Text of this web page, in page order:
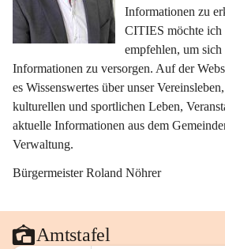
Informationen zu
CITIES möchte ich
empfehlen, um
Informationen zu versorgen. Auf der
es Wissenswertes über unser
kulturellen und sportlichen Leben,
aktuelle Informationen aus dem
Verwaltung.
Bürgermeister Roland Nöhrer
Amtstafel